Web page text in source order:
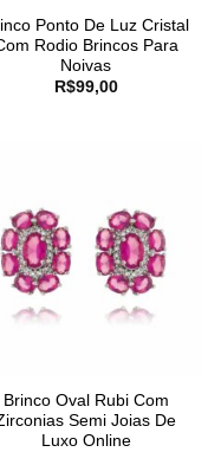
Ponto De Luz Cristal
Rodio Brincos Para
Noivas
R$99,00
Brinco Oval Rubi Com
Semi Joias De
Luxo Online